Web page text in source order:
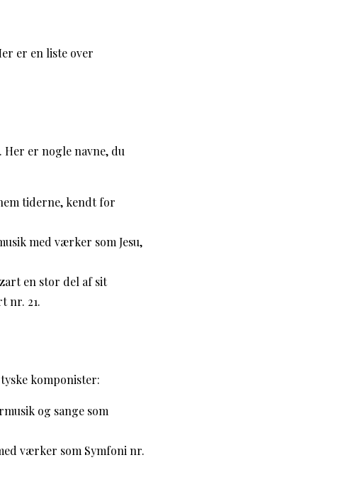
er en liste over
er nogle navne, du
tiderne, kendt for
med værker som Jesu,
en stor del af sit
nr. 21.
komponister:
og sange som
værker som Symfoni nr.